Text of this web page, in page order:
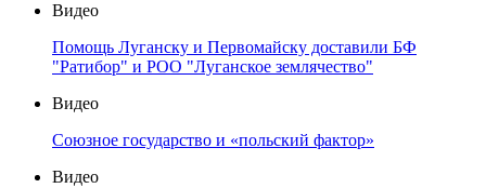
Видео
Помощь Луганску и Первомайску доставили БФ
"Ратибор" и РОО "Луганское землячество"
Видео
Союзное государство и «польский фактор»
Видео